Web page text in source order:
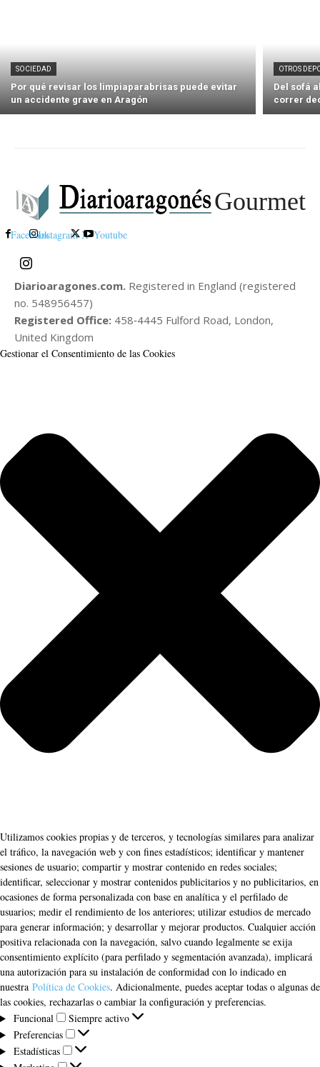
SOCIEDAD
Por qué revisar los limpiaparabrisas puede evitar
un accidente grave en Aragón
OTROS
Del sofá
correr
Gourmet
FacebookInstagram X Youtube
Diarioaragones.com. Registered in England (registered
no. 548956457)
Registered Office: 458‑4445 Fulford Road, London,
United Kingdom
Gestionar el Consentimiento de las Cookies
Utilizamos cookies propias y de terceros, y tecnologías similares para analizar
el tráfico, la navegación web y con fines estadísticos; identificar y mantener
sesiones de usuario; compartir y mostrar contenido en redes sociales;
identificar, seleccionar y mostrar contenidos publicitarios y no publicitarios, en
ocasiones de forma personalizada con base en analítica y el perfilado de
usuarios; medir el rendimiento de los anteriores; utilizar estudios de mercado
para generar información; y desarrollar y mejorar productos. Cualquier acción
positiva relacionada con la navegación, salvo cuando legalmente se exija
consentimiento explícito (para perfilado y segmentación avanzada), implicará
una autorización para su instalación de conformidad con lo indicado en
nuestra Política de Cookies. Adicionalmente, puedes aceptar todas o algunas de
las cookies, rechazarlas o cambiar la configuración y preferencias.
Funcional
Funcional
Siempre activo
Preferencias
Preferencias
Estadísticas
Estadísticas